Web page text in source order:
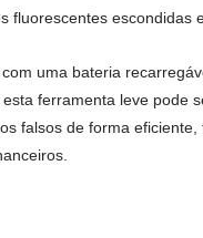
fluorescentes escondidas
uma bateria
ferramenta leve pode
falsos de forma